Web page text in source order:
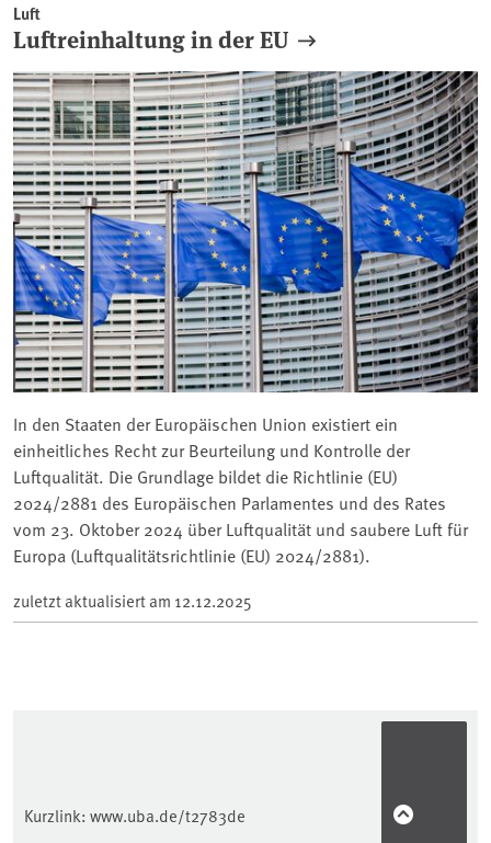
Luft
Luftreinhaltung in der EU
In den Staaten der Europäischen Union existiert ein
einheitliches Recht zur Beurteilung und Kontrolle der
Luftqualität. Die Grundlage bildet die Richtlinie (EU)
2024/2881 des Europäischen Parlamentes und des Rates
vom 23. Oktober 2024 über Luftqualität und saubere Luft für
Europa (Luftqualitätsrichtlinie (EU) 2024/2881).
zuletzt aktualisiert am 12.12.2025
Kurzlink: www.uba.de/t2783de